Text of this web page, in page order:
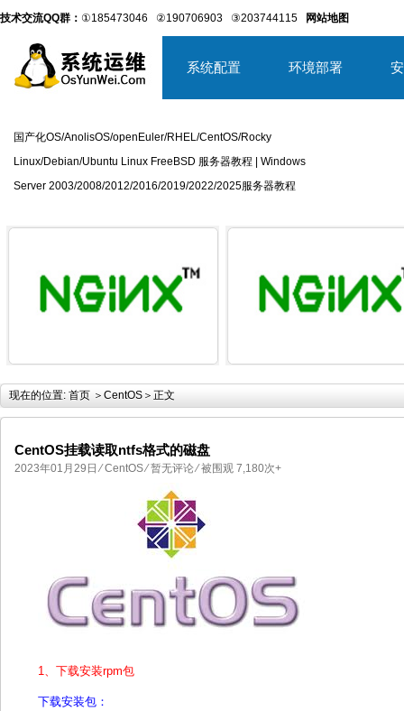
技术交流QQ群： ①185473046 ②190706903 ③203744115 网站地图
系统配置 环境部署
国产化OS/AnolisOS/openEuler/RHEL/CentOS/Rocky
Linux/Debian/Ubuntu Linux FreeBSD 服务器教程 | Windows
Server 2003/2008/2012/2016/2019/2022/2025服务器教程
国产化操作系统欧拉openEuler编
现在的位置: 首页 ＞ CentOS ＞正文
CentOS挂载读取ntfs格式的磁盘
2023年01月29日 ⁄CentOS ⁄暂无评论⁄ 被围观 7,180次+
1、下载安装rpm包
下载安装包：